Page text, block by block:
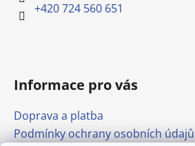
+420 724 560 651
Informace pro vás
Doprava a platba
Podmínky ochrany osobních údajů